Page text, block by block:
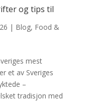
og tips til
| Blog, Food &
mest
et av Sveriges
–
tradisjon med